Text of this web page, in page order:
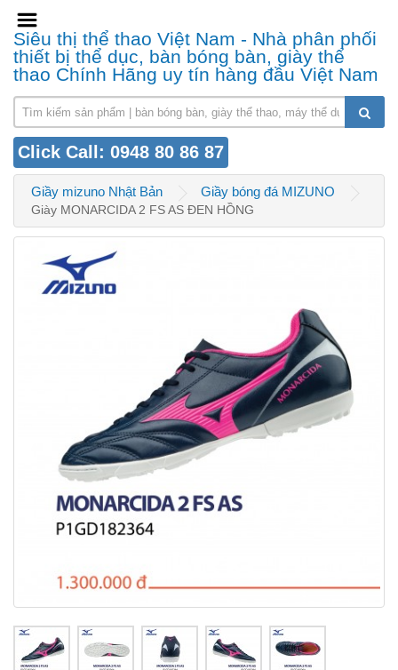
Siêu thị thể thao Việt Nam - Nhà phân phối
thiết bị thể dục, bàn bóng bàn, giày thể
thao Chính Hãng uy tín hàng đầu Việt Nam
Click Call: 0948 80 86 87
Giầy mizuno Nhật Bản Giầy bóng đá MIZUNO
Giày MONARCIDA 2 FS AS ĐEN HỒNG